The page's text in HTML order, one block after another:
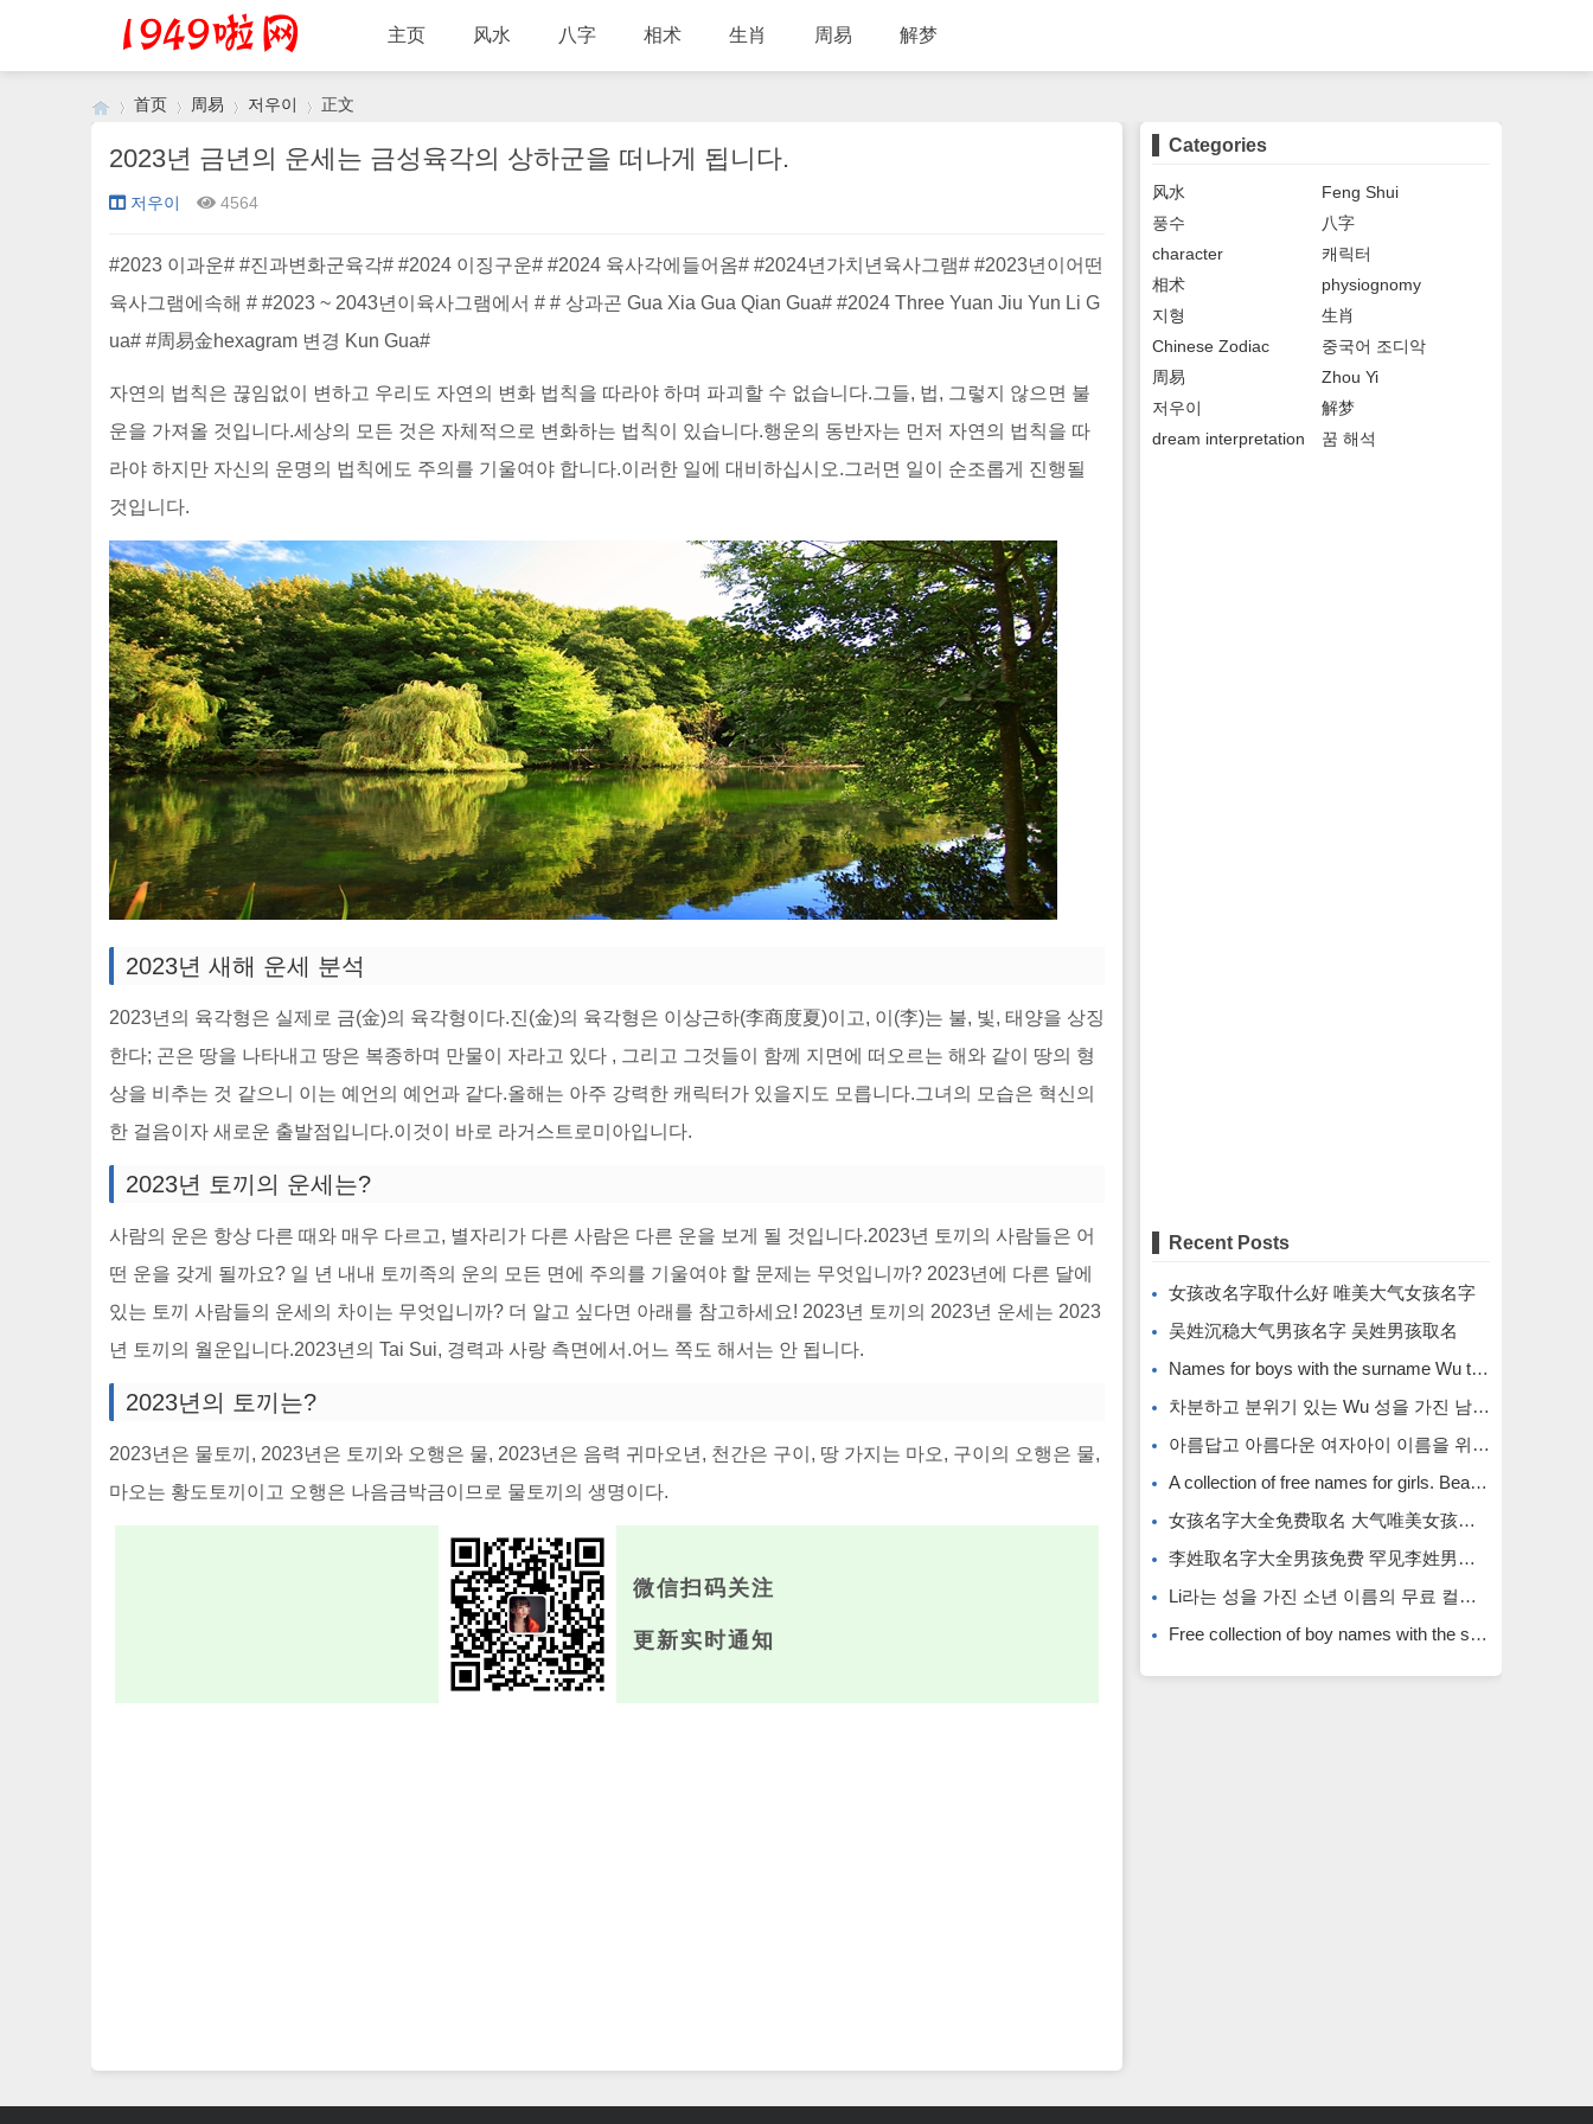
主页 风水 八字 相术 生肖 周易 解梦
›
首页
›
周易
›
저우이 正文
2023년 금년의 운세는 금성육각의 상하군을 떠나게 됩니다.
저우이 4564
#2023 이과운# #진과변화군육각# #2024 이징구운# #2024 육사각에들어옴# #2024년가치년육사그램# #2023년이어떤
육사그램에속해 # #2023 ~ 2043년이육사그램에서 # # 상과곤 Gua Xia Gua Qian Gua# #2024 Three Yuan Jiu Yun Li G
ua# #周易金hexagram 변경 Kun Gua#
자연의 법칙은 끊임없이 변하고 우리도 자연의 변화 법칙을 따라야 하며 파괴할 수 없습니다.그들, 법, 그렇지 않으면 불
운을 가져올 것입니다.세상의 모든 것은 자체적으로 변화하는 법칙이 있습니다.행운의 동반자는 먼저 자연의 법칙을 따
라야 하지만 자신의 운명의 법칙에도 주의를 기울여야 합니다.이러한 일에 대비하십시오.그러면 일이 순조롭게 진행될
것입니다.
2023년 새해 운세 분석
2023년의 육각형은 실제로 금(金)의 육각형이다.진(金)의 육각형은 이상근하(李商度夏)이고, 이(李)는 불, 빛, 태양을 상징
한다; 곤은 땅을 나타내고 땅은 복종하며 만물이 자라고 있다 , 그리고 그것들이 함께 지면에 떠오르는 해와 같이 땅의 형
상을 비추는 것 같으니 이는 예언의 예언과 같다.올해는 아주 강력한 캐릭터가 있을지도 모릅니다.그녀의 모습은 혁신의
한 걸음이자 새로운 출발점입니다.이것이 바로 라거스트로미아입니다.
2023년 토끼의 운세는?
사람의 운은 항상 다른 때와 매우 다르고, 별자리가 다른 사람은 다른 운을 보게 될 것입니다.2023년 토끼의 사람들은 어
떤 운을 갖게 될까요? 일 년 내내 토끼족의 운의 모든 면에 주의를 기울여야 할 문제는 무엇입니까? 2023년에 다른 달에
있는 토끼 사람들의 운세의 차이는 무엇입니까? 더 알고 싶다면 아래를 참고하세요! 2023년 토끼의 2023년 운세는 2023
년 토끼의 월운입니다.2023년의 Tai Sui, 경력과 사랑 측면에서.어느 쪽도 해서는 안 됩니다.
2023년의 토끼는?
2023년은 물토끼, 2023년은 토끼와 오행은 물, 2023년은 음력 귀마오년, 천간은 구이, 땅 가지는 마오, 구이의 오행은 물,
마오는 황도토끼이고 오행은 나음금박금이므로 물토끼의 생명이다.
微信扫码关注
更新实时通知
Categories
风水
Feng Shui
풍수
八字
character
캐릭터
相术
physiognomy
지형
生肖
Chinese Zodiac
중국어 조디악
周易
Zhou Yi
저우이
解梦
dream interpretation
꿈 해석
Recent Posts
女孩改名字取什么好 唯美大气女孩名字
吴姓沉稳大气男孩名字 吴姓男孩取名
Names for boys with the surname Wu that are calm and atmospheric. Names for boys with the surname Wu.
차분하고 분위기 있는 Wu 성을 가진 남자아이의 이름입니다.
아름답고 아름다운 여자아이 이름을 위한 무료 이름 모음입니다.
A collection of free names for girls. Beautiful and beautiful girl names.
女孩名字大全免费取名 大气唯美女孩名字
李姓取名字大全男孩免费 罕见李姓男孩名字
Li라는 성을 가진 소년 이름의 무료 컬렉션입니다. Li라는 성을 가진 희귀한 소년 이름입니다.
Free collection of boy names with the surname Li. Rare boy names with the surname Li.